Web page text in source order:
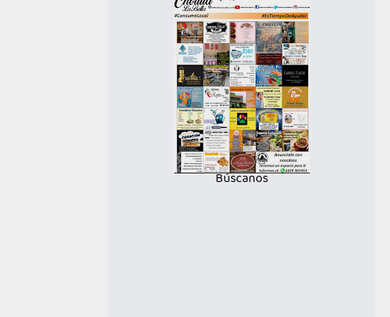
Búscanos